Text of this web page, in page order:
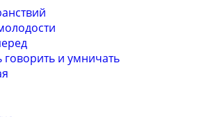
говорить и умничать